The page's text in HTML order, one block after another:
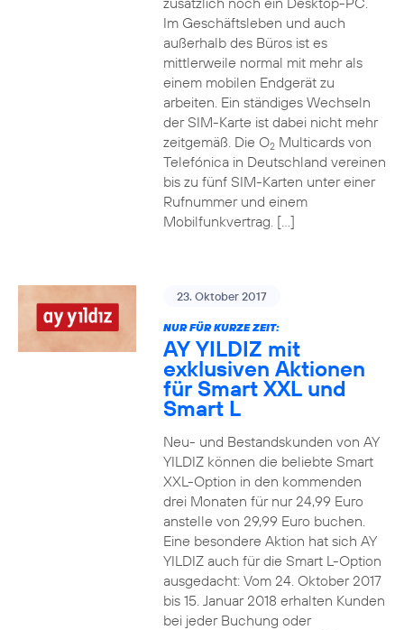
Im Geschäftsleben und auch
außerhalb des Büros ist es
mittlerweile normal mit mehr als
einem mobilen Endgerät zu
arbeiten. Ein ständiges Wechseln
der SIM-Karte ist dabei nicht mehr
zeitgemäß. Die O2Multicards von
Telefónica in Deutschland vereinen
bis zu fünf SIM-Karten unter einer
Rufnummer und einem
Mobilfunkvertrag. […]
23. Oktober 2017
NUR FÜR KURZE ZEIT:
AY YILDIZ mit
exklusiven Aktionen
für Smart XXL und
Smart L
Neu- und Bestandskunden von AY
YILDIZ können die beliebte Smart
XXL-Option in den kommenden
drei Monaten für nur 24,99 Euro
anstelle von 29,99 Euro buchen.
Eine besondere Aktion hat sich AY
YILDIZ auch für die Smart L-Option
ausgedacht: Vom 24. Oktober 2017
bis 15. Januar 2018 erhalten Kunden
bei jeder Buchung oder